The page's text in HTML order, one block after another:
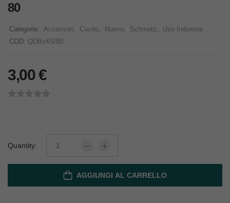
80
Categorie: Accessori, Cucito, Nuovo, Schmetz,
Uso Industria
COD: QDBxK5/80
3,00€
Quantity:
AGGIUNGI AL CARRELLO